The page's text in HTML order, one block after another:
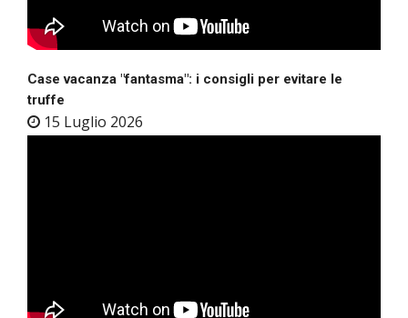
Case vacanza "fantasma": i consigli per evitare le
truffe
15 Luglio 2026